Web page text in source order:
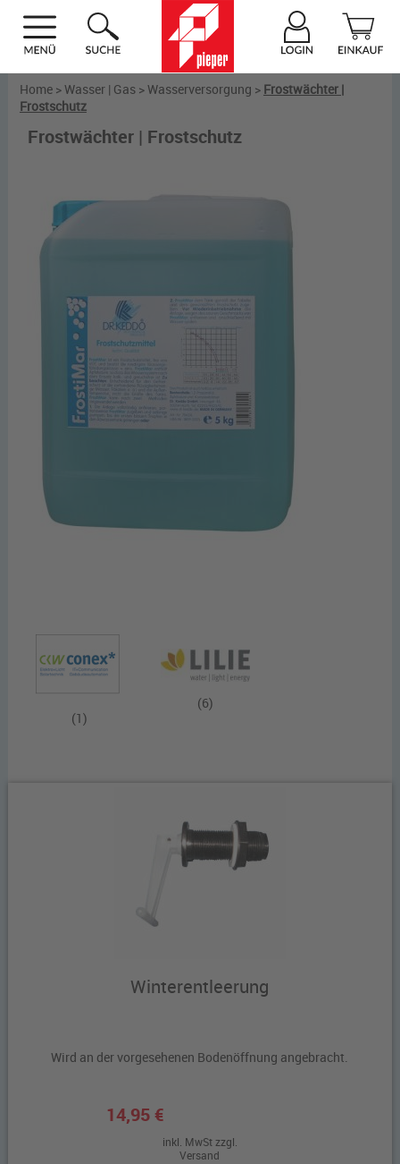
Home >Wasser | Gas >Wasserversorgung > Frostwächter |
Frostschutz
Frostwächter | Frostschutz
(1)
(6)
Winterentleerung
Wird an der vorgesehenen Bodenöffnung angebracht.
14,95 €
inkl. MwSt zzgl.
Versand